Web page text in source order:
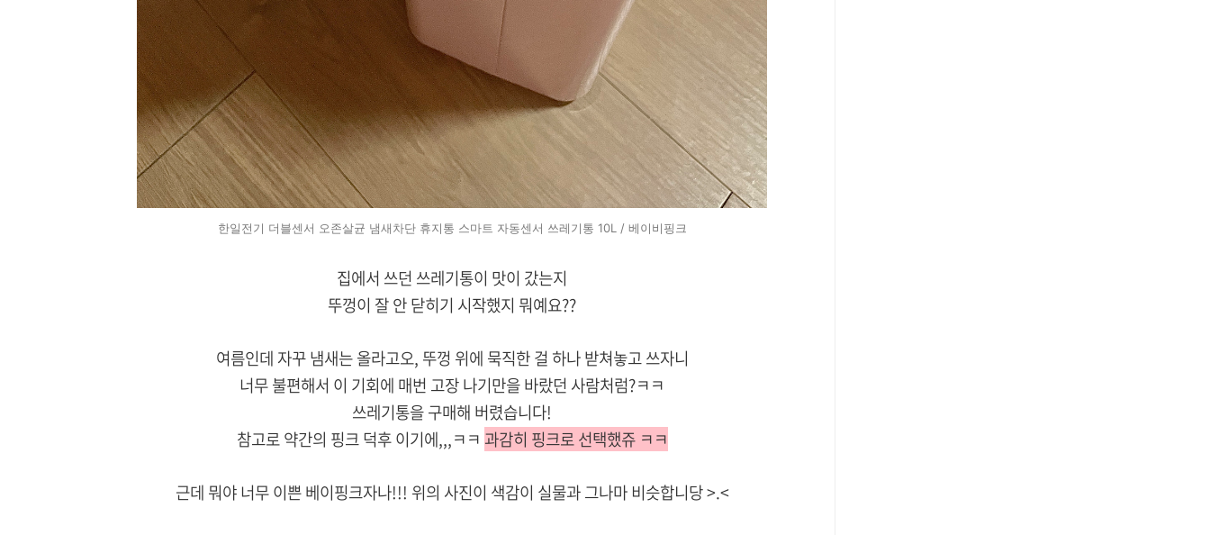
한일전기 더블센서 오존살균 냄새차단 휴지통 스마트 자동센서 쓰레기통 10L / 베이비핑크
집에서 쓰던 쓰레기통이 맛이 갔는지
뚜껑이 잘 안 닫히기 시작했지 뭐예요??
여름인데 자꾸 냄새는 올라고오, 뚜껑 위에 묵직한 걸 하나 받쳐놓고 쓰자니
너무 불편해서 이 기회에 매번 고장 나기만을 바랐던 사람처럼?ㅋㅋ
쓰레기통을 구매해 버렸습니다!
참고로 약간의 핑크 덕후 이기에,,,ㅋㅋ 과감히 핑크로 선택했쥬 ㅋㅋ
근데 뭐야 너무 이쁜 베이핑크자나!!! 위의 사진이 색감이 실물과 그나마 비슷합니당 >.<